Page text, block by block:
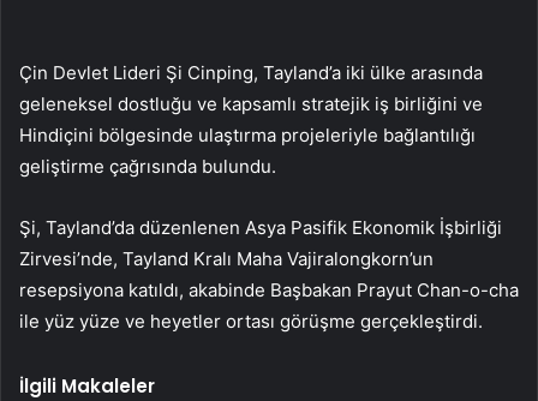
Çin Devlet Lideri Şi Cinping, Tayland’a iki ülke arasında
geleneksel dostluğu ve kapsamlı stratejik iş birliğini ve
Hindiçini bölgesinde ulaştırma projeleriyle bağlantılığı
geliştirme çağrısında bulundu.
Şi, Tayland’da düzenlenen Asya Pasifik Ekonomik İşbirliği
Zirvesi’nde, Tayland Kralı Maha Vajiralongkorn’un
resepsiyona katıldı, akabinde Başbakan Prayut Chan-o-cha
ile yüz yüze ve heyetler ortası görüşme gerçekleştirdi.
İlgili Makaleler